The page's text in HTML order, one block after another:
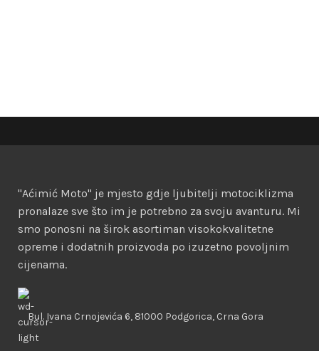
"Aćimić Moto" je mjesto gdje ljubitelji motociklizma
pronalaze sve što im je potrebno za svoju avanturu. Mi
smo ponosni na širok asortiman visokokvalitetne
opreme i dodatnih proizvoda po izuzetno povoljnim
cijenama.
Bul. Ivana Crnojevića 6, 81000 Podgorica, Crna Gora